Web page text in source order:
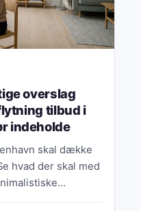
overslag
tilbud i
indeholde
skal dække
hvad der skal med